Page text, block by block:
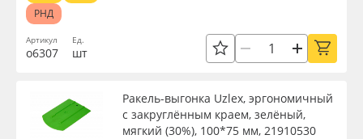
Артикул
о6307
Ед.
шт
РНД
Ракель-выгонка Uzlex, эргономичный
с закруглённым краем, зелёный,
мягкий (30%), 100*75 мм, 21910530